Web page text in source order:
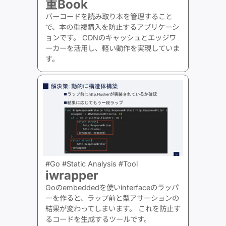
重Book
バーコードを読み取り本を管理すること
で、本の重複購入を防止するアプリケーシ
ョンです。 CDNのキャッシュとエッジワ
ーカーを活用し、軽い動作を実現していま
す。
#Go #Static Analysis #Tool
iwrapper
Goのembeddedを使いinterfaceのラッパ
ーを作ると、ラップ前と型アサーションの
結果が変わってしまいます。 これを防止す
るコードを生成するツールです。